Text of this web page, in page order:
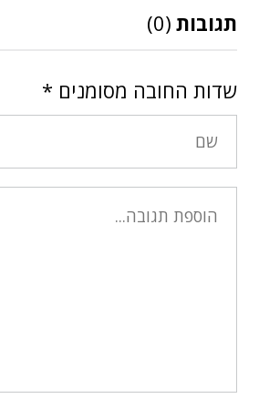
תגובות (0)
שדות החובה מסומנים *